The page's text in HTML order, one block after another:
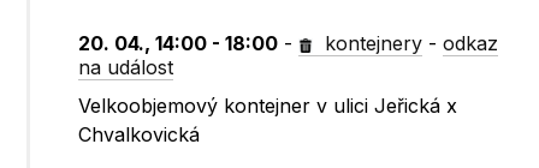
20. 04., 14:00 - 18:00 - kontejnery -odkaz
na událost
Velkoobjemový kontejner v ulici Jeřická x
Chvalkovická